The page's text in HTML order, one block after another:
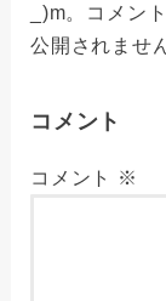
_)m。コメン
公開されませ
コメント
コメント ※